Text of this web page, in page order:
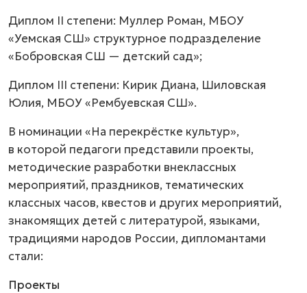
Диплом II степени: Муллер Роман, МБОУ
«Уемская СШ» структурное подразделение
«Бобровская СШ — детский сад»;
Диплом III степени: Кирик Диана, Шиловская
Юлия, МБОУ «Рембуевская СШ».
В номинации «На перекрёстке культур»,
в которой педагоги представили проекты,
методические разработки внеклассных
мероприятий, праздников, тематических
классных часов, квестов и других мероприятий,
знакомящих детей c литературой, языками,
традициями народов России, дипломантами
стали:
Проекты